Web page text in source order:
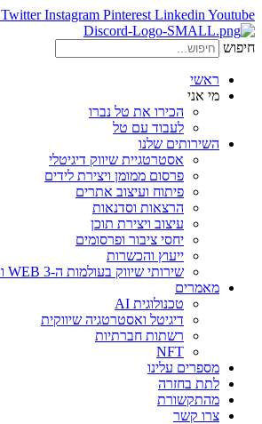
Twitter Instagram Pinterest Linkedin Youtube
חיפוש
ראשי
מי אני
הכירו את טל נברו
לעבוד עם טל
השירותים שלנו
אסטרטגיית שיווק דיגיטלי
פרסום ממומן ויצירת לידים
פיתוח ועיצוב אתרים
הרצאות וסדנאות
עיצוב ויצירת תוכן
יחסי ציבור ופרסומים
ייעוץ והכשרות
שירותי שיווק בעולמות ה-WEB 3 וה-NFT
מאמרים
טכנולוגית AI
דיגיטל ואסטרטגיה שיווקית
רשתות חברתיות
NFT
מספרים עלינו
לתת בחזרה
מהתקשורת
צרו קשר